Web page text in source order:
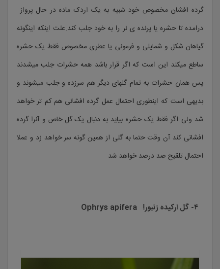
گرده افشان مخصوص خود شبیه به یک اردک ماده در حال پرواز
درامده تا حشره یا پرنده ی نر را به خود جلب کند.علت اینکه اینگونه
گیاهان شکل و شمایلی و فرمونی یا عطری مخصوص فقط یک حشره
ساطع میکند این است که اگر قرار باشد همه حشرات جلب میشدند
پس همان حشرات به تمام گلهای دیگر هم سرزده و جلب میشوند و
بدیهی است که اینطوری احتمال عمل گرده افشانی هم کم تر خواهد
شد ولی اگر فقط یک حشره بیاید به دنبال یک گل خاص و آنرا گرده
افشانی کند آن وقت حتما به گلی از همین گونه سر خواهد زد و عملا
احتمال تلقیح صد درصد خواهد شد
۴- گل ارکیده زنبور! Ophrys apifera